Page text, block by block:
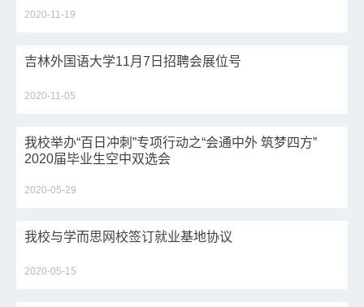
2020-11-19
吉林外国语大学11月7日招聘会展位号
2020-11-05
我校举办“百日冲刺”专项行动之“会通中外 筑梦四方”
2020届毕业生空中双选会
2020-05-29
我校与学而思网校签订就业基地协议
2020-05-15